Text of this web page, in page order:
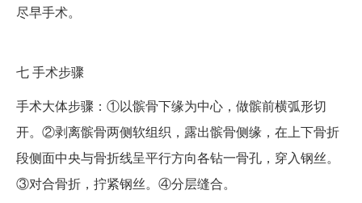
尽早手术。
七手术步骤
手术大体步骤：①以髌骨下缘为中心，做髌前横弧形切
开。②剥离髌骨两侧软组织，露出髌骨侧缘，在上下骨折
段侧面中央与骨折线呈平行方向各钻一骨孔，穿入钢丝。
③对合骨折，拧紧钢丝。④分层缝合。